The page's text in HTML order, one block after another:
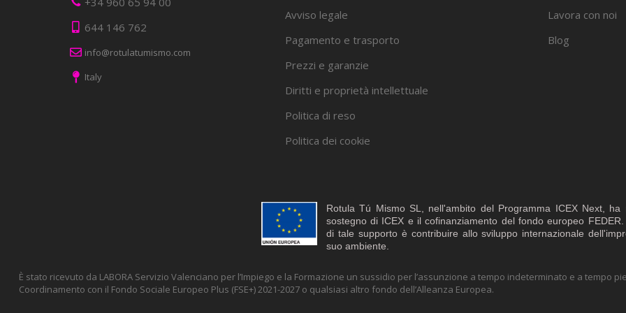
644 146 762
info@rotulatumismo.com
Italy
Avviso legale
Pagamento e trasporto
Prezzi e garanzie
Diritti e proprietà intellettuale
Politica di reso
Politica dei cookie
Lavora con noi
Blog
Rotula Tú Mismo SL, nell'ambito del Programma ICEX Next, ha
sostegno di ICEX e il cofinanziamento del fondo europeo
di tale supporto è contribuire allo sviluppo internazionale
suo ambiente.
È stato ricevuto da LABORA Servizio Valenciano per l’Impiego e la Formazione un sussidio per l’assunzione a tempo indeterminato e a
Coordinamento con il Fondo Sociale Europeo Plus (FSE+) 2021-2027 o qualsiasi altro fondo dell’Alleanza Europea.